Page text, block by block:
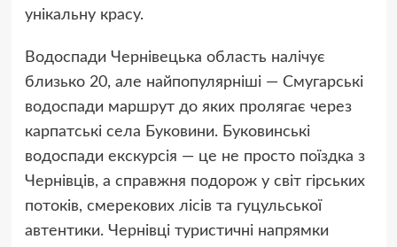
унікальну красу.
Водоспади Чернівецька область налічує
близько 20, але найпопулярніші — Смугарські
водоспади маршрут до яких пролягає через
карпатські села Буковини. Буковинські
водоспади екскурсія — це не просто поїздка з
Чернівців, а справжня подорож у світ гірських
потоків, смерекових лісів та гуцульської
автентики. Чернівці туристичні напрямки